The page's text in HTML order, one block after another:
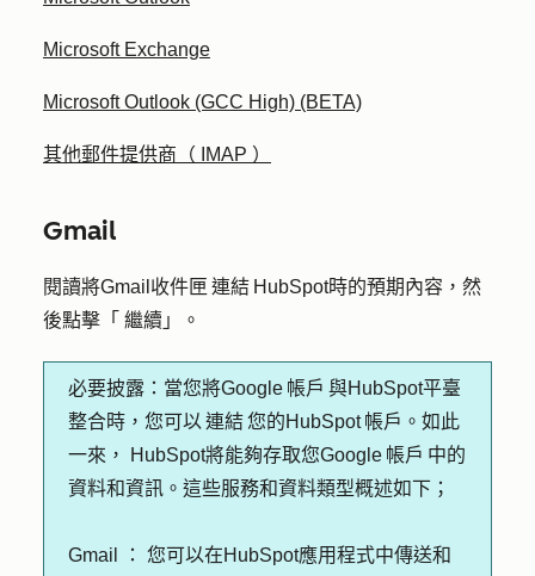
Microsoft Exchange
Microsoft Outlook (GCC High) (BETA)
其他郵件提供商（ IMAP ）
Gmail
閱讀將Gmail收件匣 連結 HubSpot時的預期內容，然
後點擊「 繼續 」。
必要披露： 當您將Google 帳戶 與HubSpot平臺
整合時，您可以 連結 您的HubSpot 帳戶。如此
一來， HubSpot將能夠存取您Google 帳戶 中的
資料和資訊。這些服務和資料類型概述如下；
Gmail ：
您可以在HubSpot應用程式中傳送和